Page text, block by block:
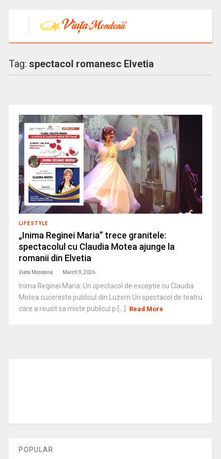
Tag: spectacol romanesc Elvetia
LIFESTYLE
„Inima Reginei Maria” trece granitele:
spectacolul cu Claudia Motea ajunge la
romanii din Elvetia
Viata Mondena March 9, 2026
Inima Reginei Maria: Un spectacol de exceptie cu Claudia
Motea cucereste publicul din Luzern Un spectacol de teatru
care a reusit sa miste publicul p [...]
Read More
POPULAR